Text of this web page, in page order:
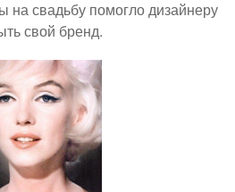
на свадьбу помогло дизайнеру
свой бренд.